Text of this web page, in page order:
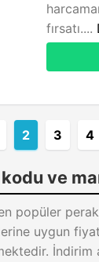
fırsatı....
2 3 4
ve
popüler
uygun
İndirim